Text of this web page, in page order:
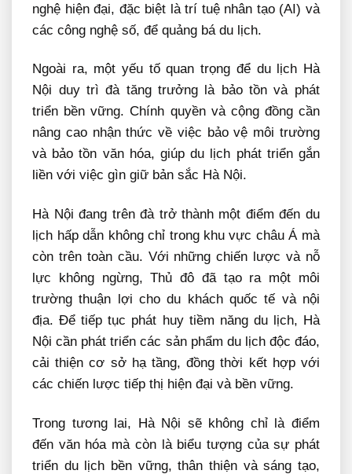
nghệ hiện đại, đặc biệt là trí tuệ nhân tạo (AI) và
các công nghệ số, để quảng bá du lịch.
Ngoài ra, một yếu tố quan trọng để du lịch Hà
Nội duy trì đà tăng trưởng là bảo tồn và phát
triển bền vững. Chính quyền và cộng đồng cần
nâng cao nhận thức về việc bảo vệ môi trường
và bảo tồn văn hóa, giúp du lịch phát triển gắn
liền với việc gìn giữ bản sắc Hà Nội.
Hà Nội đang trên đà trở thành một điểm đến du
lịch hấp dẫn không chỉ trong khu vực châu Á mà
còn trên toàn cầu. Với những chiến lược và nỗ
lực không ngừng, Thủ đô đã tạo ra một môi
trường thuận lợi cho du khách quốc tế và nội
địa. Để tiếp tục phát huy tiềm năng du lịch, Hà
Nội cần phát triển các sản phẩm du lịch độc đáo,
cải thiện cơ sở hạ tầng, đồng thời kết hợp với
các chiến lược tiếp thị hiện đại và bền vững.
Trong tương lai, Hà Nội sẽ không chỉ là điểm
đến văn hóa mà còn là biểu tượng của sự phát
triển du lịch bền vững, thân thiện và sáng tạo,